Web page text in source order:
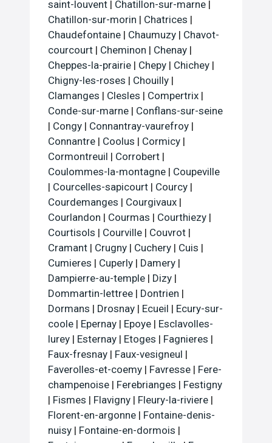
saint-louvent | Chatillon-sur-marne |
Chatillon-sur-morin | Chatrices |
Chaudefontaine | Chaumuzy | Chavot-
courcourt | Cheminon | Chenay |
Cheppes-la-prairie | Chepy | Chichey |
Chigny-les-roses | Chouilly |
Clamanges | Clesles | Compertrix |
Conde-sur-marne | Conflans-sur-seine
| Congy | Connantray-vaurefroy |
Connantre | Coolus | Cormicy |
Cormontreuil | Corrobert |
Coulommes-la-montagne | Coupeville
| Courcelles-sapicourt | Courcy |
Courdemanges | Courgivaux |
Courlandon | Courmas | Courthiezy |
Courtisols | Courville | Couvrot |
Cramant | Crugny | Cuchery | Cuis |
Cumieres | Cuperly | Damery |
Dampierre-au-temple | Dizy |
Dommartin-lettree | Dontrien |
Dormans | Drosnay | Ecueil | Ecury-sur-
coole | Epernay | Epoye | Esclavolles-
lurey | Esternay | Etoges | Fagnieres |
Faux-fresnay | Faux-vesigneul |
Faverolles-et-coemy | Favresse | Fere-
champenoise | Ferebrianges | Festigny
| Fismes | Flavigny | Fleury-la-riviere |
Florent-en-argonne | Fontaine-denis-
nuisy | Fontaine-en-dormois |